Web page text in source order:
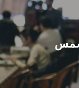
عن الجامعة
القطاعـات
الشئون الأكاديمية
شمس